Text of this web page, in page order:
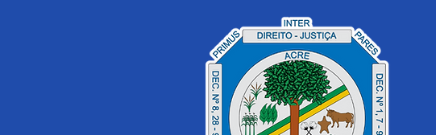
Prefeitura de Cruzeiro do